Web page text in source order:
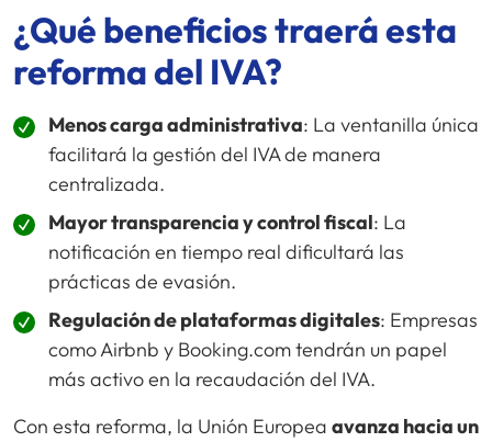
¿Qué beneficios traerá esta
reforma del IVA?
Menos carga administrativa: La ventanilla única
facilitará la gestión del IVA de manera
centralizada.
Mayor transparencia y control fiscal: La
notificación en tiempo real dificultará las
prácticas de evasión.
Regulación de plataformas digitales: Empresas
como Airbnb y Booking.com tendrán un papel
más activo en la recaudación del IVA.
Con esta reforma, la Unión Europea avanza hacia un